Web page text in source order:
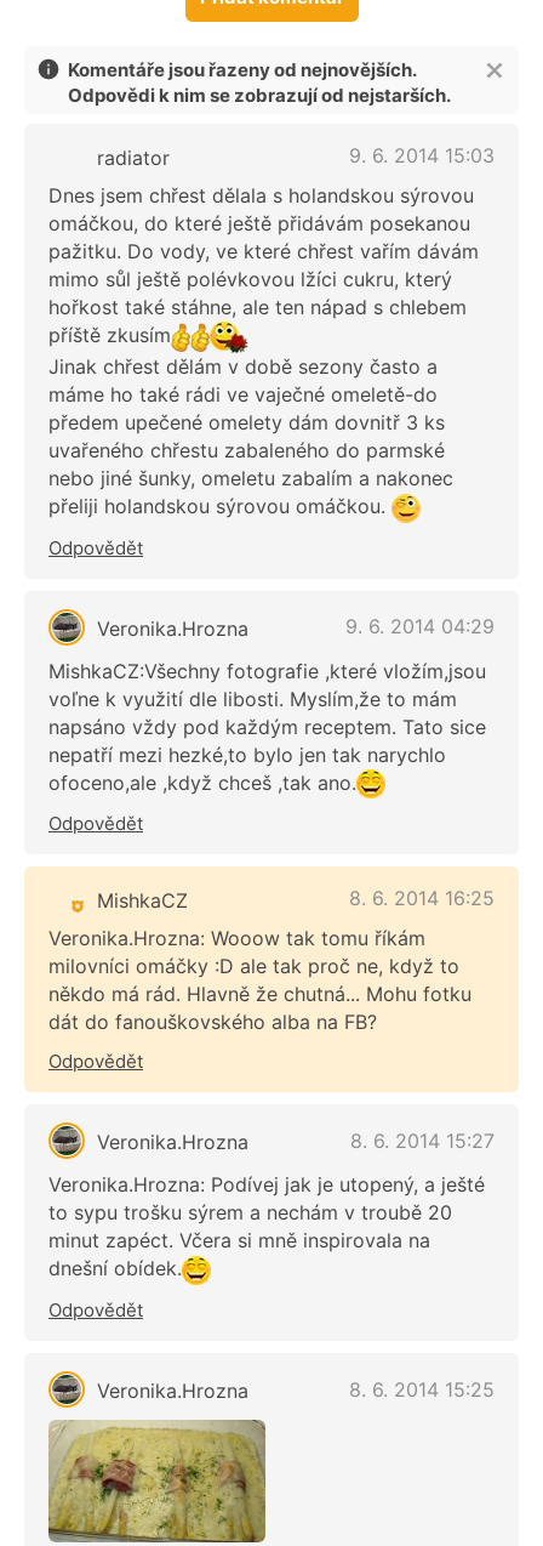
Komentáře jsou řazeny od nejnovějších.
Odpovědi k nim se zobrazují od nejstarších.
radiator
9. 6. 2014 15:03
Dnes jsem chřest dělala s holandskou sýrovou
omáčkou, do které ještě přidávám posekanou
pažitku. Do vody, ve které chřest vařím dávám
mimo sůl ještě polévkovou lžíci cukru, který
hořkost také stáhne, ale ten nápad s chlebem
příště zkusím
Jinak chřest dělám v době sezony často a
máme ho také rádi ve vaječné omeletě-do
předem upečené omelety dám dovnitř 3 ks
uvařeného chřestu zabaleného do parmské
nebo jiné šunky, omeletu zabalím a nakonec
přeliji holandskou sýrovou omáčkou.
Odpovědět
Veronika.Hrozna
9. 6. 2014 04:29
MishkaCZ:Všechny fotografie ,které vložím,jsou
voľne k využití dle libosti. Myslím,že to mám
napsáno vždy pod každým receptem. Tato sice
nepatří mezi hezké,to bylo jen tak narychlo
ofoceno,ale ,když chceš ,tak ano.
Odpovědět
MishkaCZ
8. 6. 2014 16:25
Veronika.Hrozna: Wooow tak tomu říkám
milovníci omáčky :D ale tak proč ne, když to
někdo má rád. Hlavně že chutná... Mohu fotku
dát do fanouškovského alba na FB?
Odpovědět
Veronika.Hrozna
8. 6. 2014 15:27
Veronika.Hrozna: Podívej jak je utopený, a ješté
to sypu trošku sýrem a nechám v troubě 20
minut zapéct. Včera si mně inspirovala na
dnešní obídek.
Odpovědět
Veronika.Hrozna 8. 6. 2014 15:25